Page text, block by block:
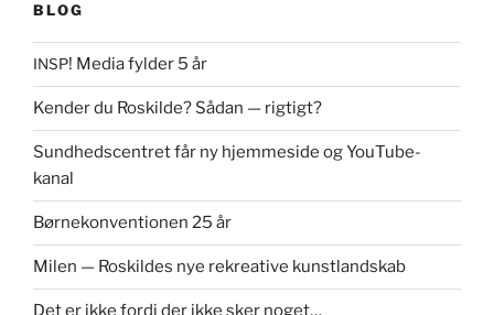
BLOG
INSP! Media fylder 5 år
Kender du Roskilde? Sådan — rigtigt?
Sundhedscentret får ny hjemmeside og YouTube-
kanal
Børnekonventionen 25 år
Milen — Roskildes nye rekreative kunstlandskab
Det er ikke fordi der ikke sker noget…